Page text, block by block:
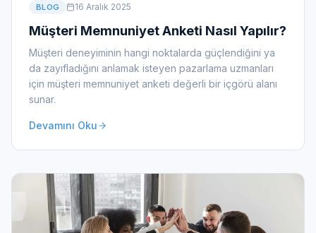
BLOG 16 Aralık 2025
Müşteri Memnuniyet Anketi Nasıl Yapılır?
Müşteri deneyiminin hangi noktalarda güçlendiğini ya
da zayıfladığını anlamak isteyen pazarlama uzmanları
için müşteri memnuniyet anketi değerli bir içgörü alanı
sunar.
Devamını Oku